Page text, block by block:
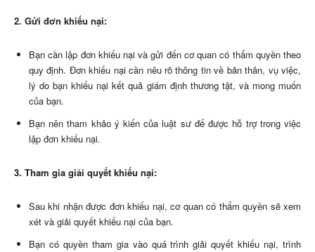
2. Gửi đơn khiếu nại:
Bạn cần lập đơn khiếu nại và gửi đến cơ quan có thẩm quyền theo
quy định. Đơn khiếu nại cần nêu rõ thông tin về bản thân, vụ việc,
lý do bạn khiếu nại kết quả giám định thương tật, và mong muốn
của bạn.
Bạn nên tham khảo ý kiến của luật sư để được hỗ trợ trong việc
lập đơn khiếu nại.
3. Tham gia giải quyết khiếu nại:
Sau khi nhận được đơn khiếu nại, cơ quan có thẩm quyền sẽ xem
xét và giải quyết khiếu nại của bạn.
Bạn có quyền tham gia vào quá trình giải quyết khiếu nại, trình